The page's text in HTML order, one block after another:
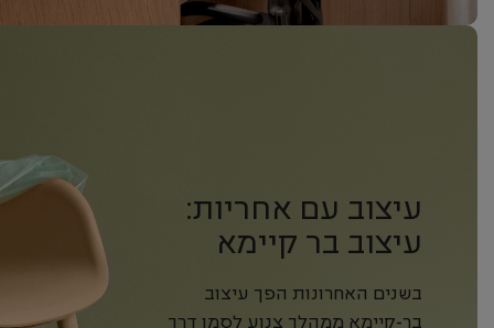
עיצוב עם אחריות:
עיצוב בר קיימא
שמחבר בין
אסתטיקה, אחריות
בשנים האחרונות הפך עיצוב